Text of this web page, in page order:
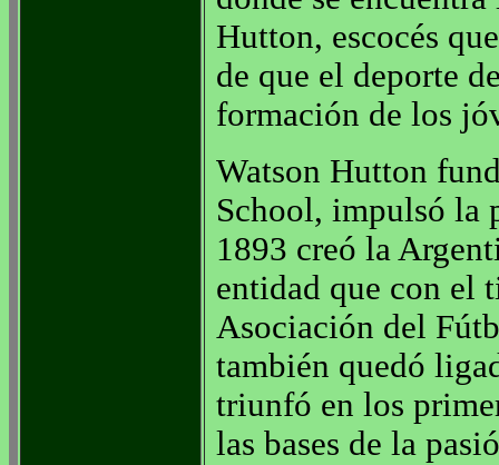
Hutton, escocés
de que el deporte
formación de los
Watson Hutton
School, impulsó la
1893 creó la
entidad que con el
Asociación del
también quedó
triunfó en los
las bases de la